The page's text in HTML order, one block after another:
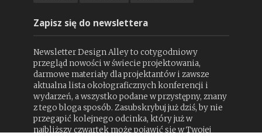
Zapisz się do newslettera
Newsletter Design Alley to cotygodniowy
przegląd nowości w świecie projektowania,
darmowe materiały dla projektantów i zawsze
aktualna lista okołograficznych konferencji i
wydarzeń, a wszystko podane w przystępny, znany
z tego bloga sposób. Zasubskrybuj już dziś, by nie
przegapić kolejnego odcinka, który już w
najbliższy czwartek może pojawić się w Twojej